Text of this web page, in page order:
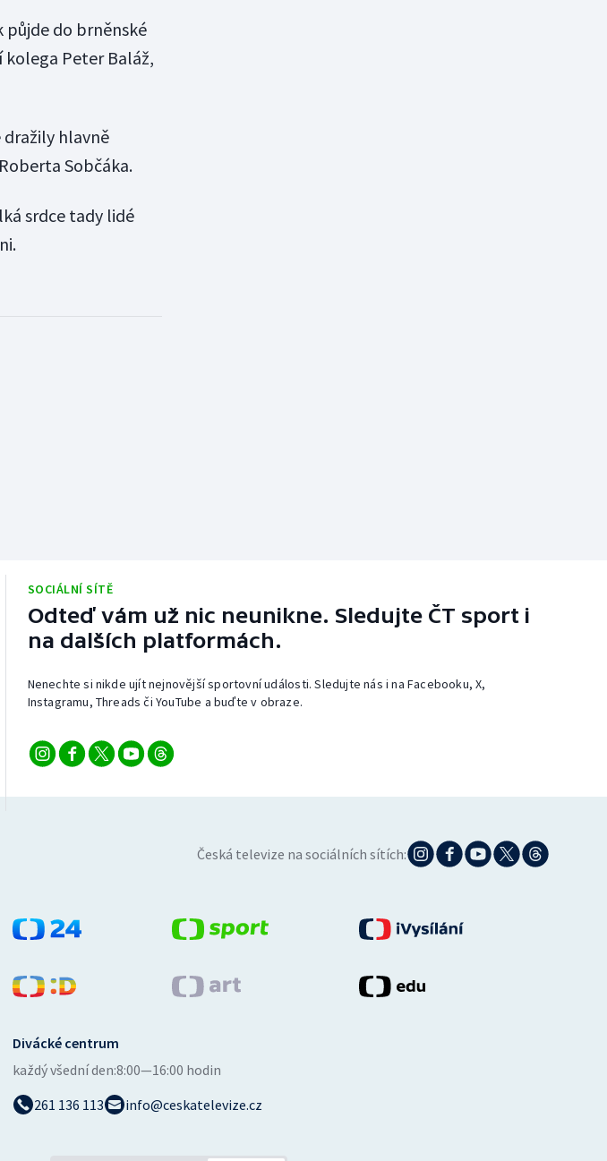
půjde do brněnské
Peter Baláž,
hlavně
Sobčáka.
srdce tady lidé
SOCIÁLNÍ SÍTĚ
Odteď vám už nic neunikne. Sledujte ČT sport i
na dalších platformách.
Nenechte si nikde ujít nejnovější sportovní události. Sledujte nás i na Facebooku, X,
Instagramu, Threads či YouTube a buďte v obraze.
Česká televize na sociálních sítích:
Divácké centrum
každý všední den:8:00—16:00 hodin
261 136 113
info@ceskatelevize.cz